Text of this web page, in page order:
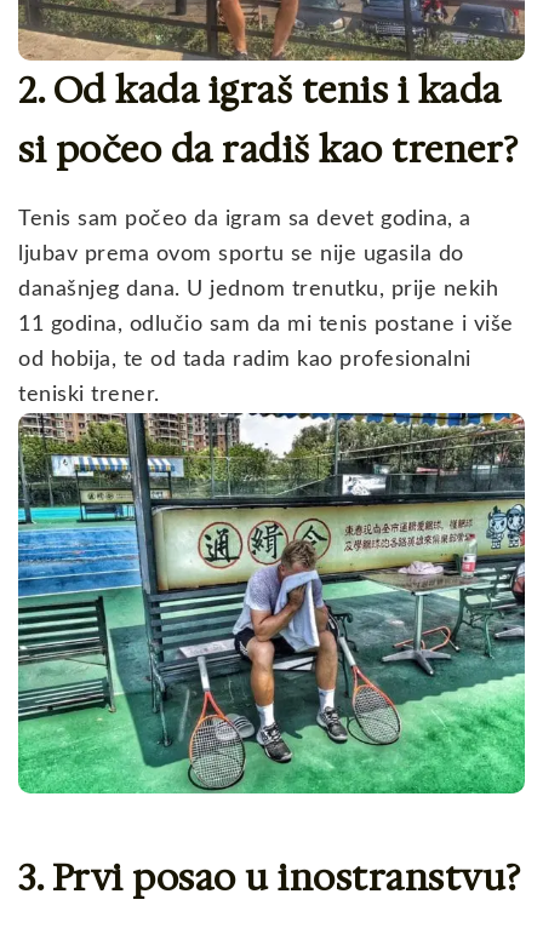
2. Od kada igraš tenis i kada
si počeo da radiš kao trener?
Tenis sam počeo da igram sa devet godina, a
ljubav prema ovom sportu se nije ugasila do
današnjeg dana. U jednom trenutku, prije nekih
11 godina, odlučio sam da mi tenis postane i više
od hobija, te od tada radim kao profesionalni
teniski trener.
3. Prvi posao u inostranstvu?